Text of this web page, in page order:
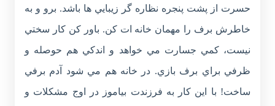
حسرت از پشت پنجره نظاره گر زيبايي ها باشد. برو و به
خاطرش برف را مهمان خانه ات کن. باور کن کار سختي
نيست، کمي جسارت مي خواهد و اندکي هم حوصله و
ظرفي براي برف بازي. در خانه هم مي شود آدم برفي
ساخت! با اين کار به فرزندت بياموز در اوج مشکلات و